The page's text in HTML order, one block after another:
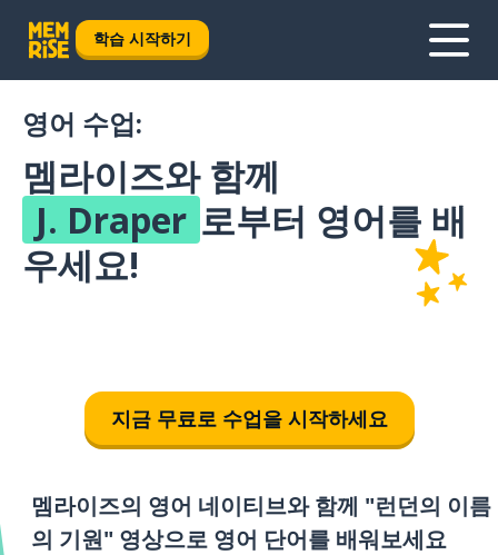
학습 시작하기
영어 수업:
멤라이즈와 함께
J. Draper 로부터 영어를 배
우세요!
지금 무료로 수업을 시작하세요
멤라이즈의 영어 네이티브와 함께 "런던의 이름
의 기원" 영상으로 영어 단어를 배워보세요